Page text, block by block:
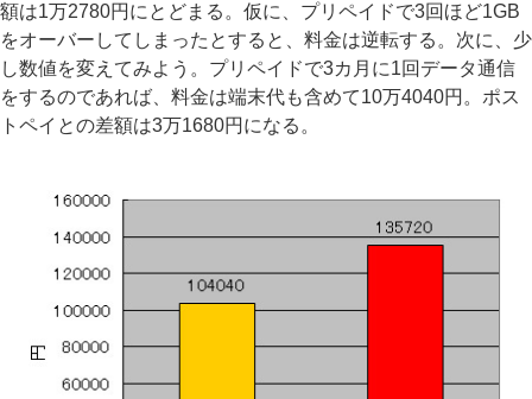
額は1万2780円にとどまる。仮に、プリペイドで3回ほど1GB
をオーバーしてしまったとすると、料金は逆転する。次に、少
し数値を変えてみよう。プリペイドで3カ月に1回データ通信
をするのであれば、料金は端末代も含めて10万4040円。ポス
トペイとの差額は3万1680円になる。